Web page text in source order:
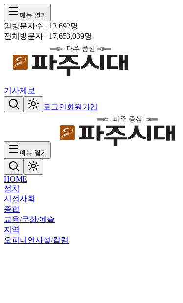
메뉴 열기
일방문자수 : 13,692명
전체방문자 : 17,653,039명
기사제보
로그인회원가입
메뉴 열기
HOME
정치
시정사회
종합
교육/문화/예술
지역
오피니언사설/칼럼